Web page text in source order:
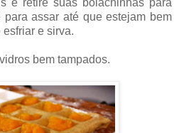
assar até que estejam bem
e sirva.
bem tampados.